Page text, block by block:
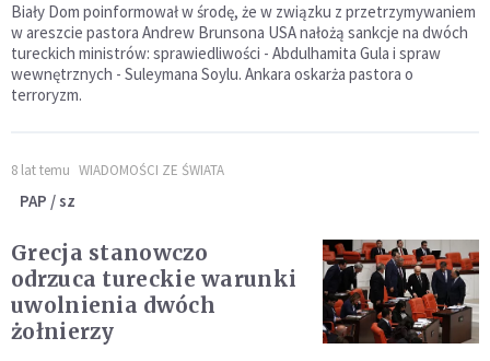
Biały Dom poinformował w środę, że w związku z przetrzymywaniem
w areszcie pastora Andrew Brunsona USA nałożą sankcje na dwóch
tureckich ministrów: sprawiedliwości - Abdulhamita Gula i spraw
wewnętrznych - Suleymana Soylu. Ankara oskarża pastora o
terroryzm.
8 lat temu WIADOMOŚCI ZE ŚWIATA
PAP / sz
Grecja stanowczo
odrzuca tureckie warunki
uwolnienia dwóch
żołnierzy